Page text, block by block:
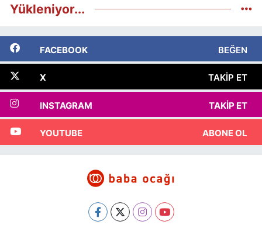
Yükleniyor...
FACEBOOK BEĞEN
X TAKIP ET
INSTAGRAM TAKIP ET
YOUTUBE ABONE OL